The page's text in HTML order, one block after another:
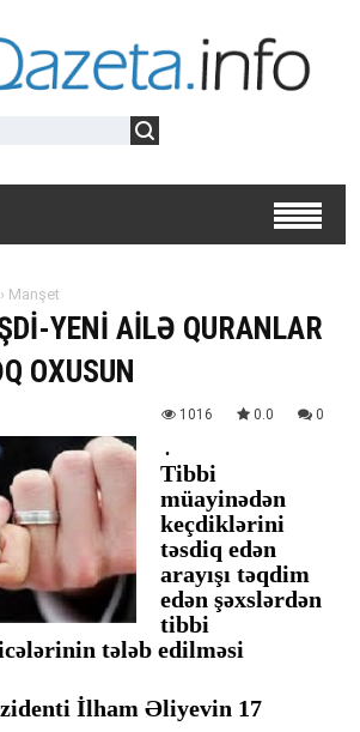
› Manşet
YENİ AİLƏ QURANLAR
OXUSUN
1016 0.0 0
.
Tibbi
müayinədən
keçdiklərini
təsdiq edən
arayışı təqdim
edən şəxslərdən
tibbi
tələb edilməsi
İlham Əliyevin 17